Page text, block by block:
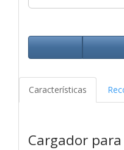
Características
Cargador